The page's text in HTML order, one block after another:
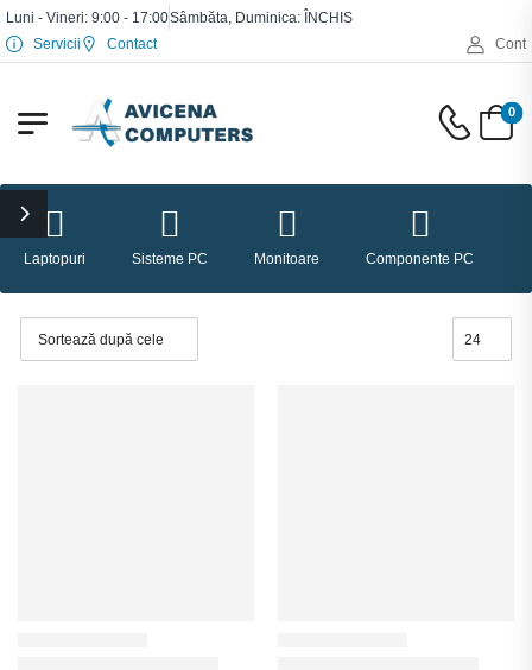
Luni - Vineri: 9:00 - 17:00Sâmbăta, Duminica: ÎNCHIS
Servicii
Contact Cont
0
Laptopuri Sisteme PC Monitoare Componente PC